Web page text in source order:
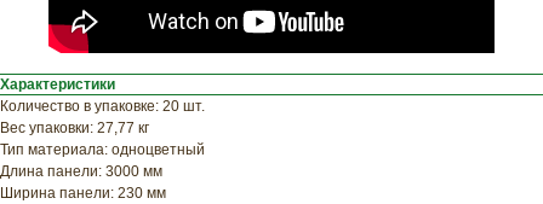
Характеристики
Количество в упаковке: 20 шт.
Вес упаковки: 27,77 кг
Тип материала: одноцветный
Длина панели: 3000 мм
Ширина панели: 230 мм
Узнайте примерную
стоимость фасада
прямо сейчас